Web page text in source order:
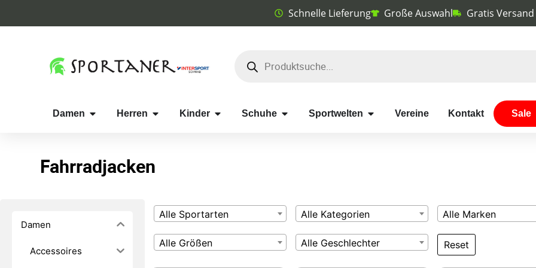
Schnelle Lieferung Große Auswahl Gratis
Damen Herren Kinder Schuhe Sportwelten Vereine Kontakt Sale
Fahrradjacken
Damen
Accessoires
Alle Sportarten Alle Kategorien Alle Marken
Alle Größen Alle Geschlechter Reset